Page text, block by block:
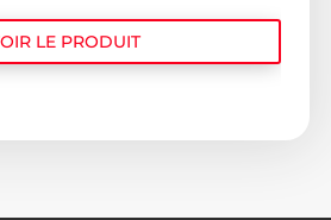
LE PRODUIT